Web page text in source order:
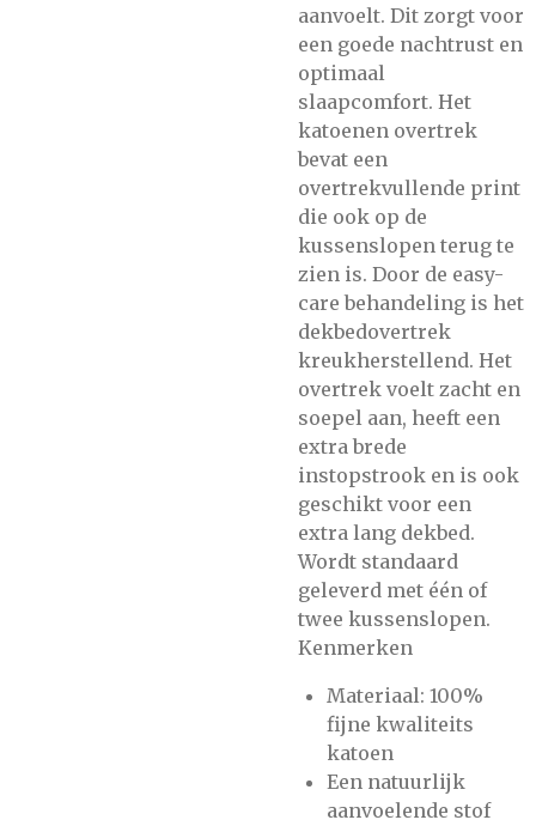
aanvoelt. Dit zorgt voor
een goede nachtrust en
optimaal
slaapcomfort. Het
katoenen overtrek
bevat een
overtrekvullende print
die ook op de
kussenslopen terug te
zien is. Door de easy-
care behandeling is het
dekbedovertrek
kreukherstellend. Het
overtrek voelt zacht en
soepel aan, heeft een
extra brede
instopstrook en is ook
geschikt voor een
extra lang dekbed.
Wordt standaard
geleverd met één of
twee kussenslopen.
Kenmerken
Materiaal: 100%
fijne kwaliteits
katoen
Een natuurlijk
aanvoelende stof